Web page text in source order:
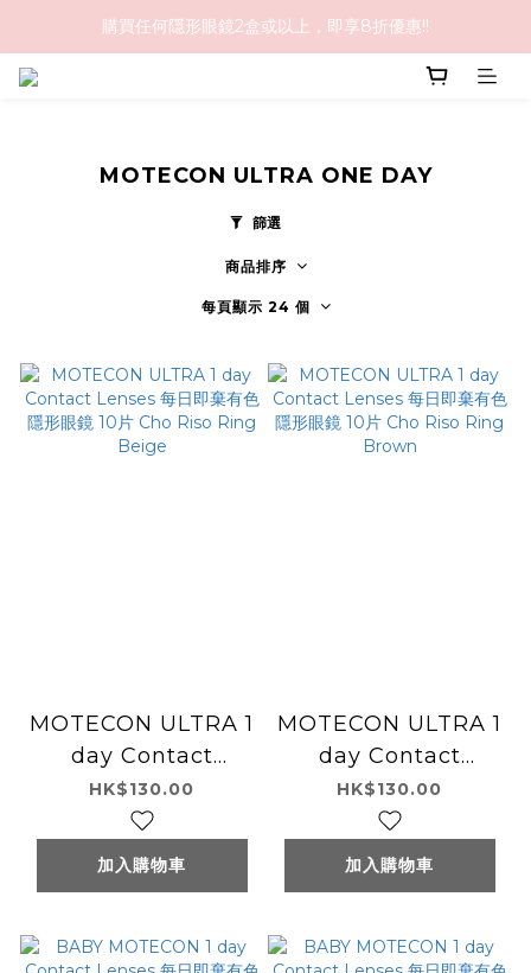
購物滿HK$1,000免順豐運費
購買任何隱形眼鏡2盒或以上，即享8折優惠!!
MOTECON ULTRA ONE DAY
篩選
商品排序
每頁顯示 24 個
MOTECON ULTRA 1
day Contact
Lenses 每日即棄有色
隱形眼鏡 10片 Cho
Riso Ring Beige
HK$130.00
加入購物車
MOTECON ULTRA 1
day Contact
Lenses 每日即棄有色
隱形眼鏡 10片 Cho
Riso Ring Brown
HK$130.00
加入購物車